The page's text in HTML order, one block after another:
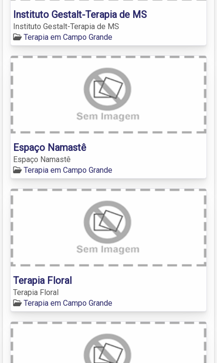
Instituto Gestalt-Terapia de MS
Instituto Gestalt-Terapia de MS
Terapia em Campo Grande
Espaço Namastê
Espaço Namastê
Terapia em Campo Grande
Terapia Floral
Terapia Floral
Terapia em Campo Grande